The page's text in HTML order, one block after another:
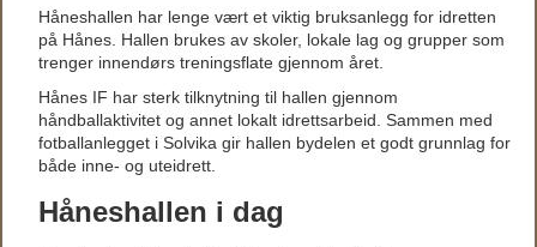
Håneshallen har lenge vært et viktig bruksanlegg for idretten
på Hånes. Hallen brukes av skoler, lokale lag og grupper som
trenger innendørs treningsflate gjennom året.
Hånes IF har sterk tilknytning til hallen gjennom
håndballaktivitet og annet lokalt idrettsarbeid. Sammen med
fotballanlegget i Solvika gir hallen bydelen et godt grunnlag for
både inne- og uteidrett.
Håneshallen i dag